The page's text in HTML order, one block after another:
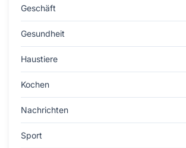
Geschäft
Gesundheit
Haustiere
Kochen
Nachrichten
Sport